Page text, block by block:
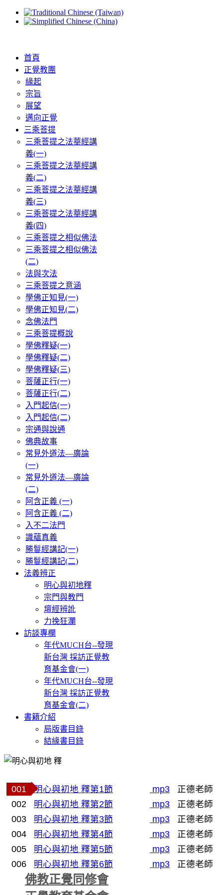
首頁
正覺教團
緣起
宗旨
展望
邁向正覺
三乘菩提
三乘菩提之法華經講
義(一)
三乘菩提之法華經講
義(二)
三乘菩提之法華經講
義(三)
三乘菩提之法華經講
義(四)
三乘菩提之相似佛法
三乘菩提之相似佛法
(二)
法與次法
三乘菩提之意涵
學佛正知見(一)
學佛正知見(二)
念佛法門
三乘菩提概說
學佛釋疑(一)
學佛釋疑(二)
學佛釋疑(三)
菩薩正行(一)
菩薩正行(二)
入門起信(一)
入門起信(二)
宗通與說通
佛典故事
常見外道法—廣論
(一)
常見外道法—廣論
(二)
阿含正義 (一)
阿含正義 (二)
入不二法門
識蘊真義
勝鬘經講記(一)
勝鬘經講記(二)
法義辨正
明心與初地釋
宗門與教門
壇經辨訛
力挽狂瀾
訪談專欄
年代MUCH台--發現
新台灣 採訪正覺教
育基金會(一)
年代MUCH台--發現
新台灣 採訪正覺教
育基金會(二)
書籍介紹
局版書目錄
結緣書目錄
001 明心與初地 釋第1節 mp3
正德老師
002
明心與初地 釋第2節 mp3
正德老師
003
明心與初地 釋第3節 mp3
正德老師
004
明心與初地 釋第4節 mp3
正德老師
005
明心與初地 釋第5節 mp3
正德老師
006
明心與初地 釋第6節 mp3 正德老師
佛教正覺同修會